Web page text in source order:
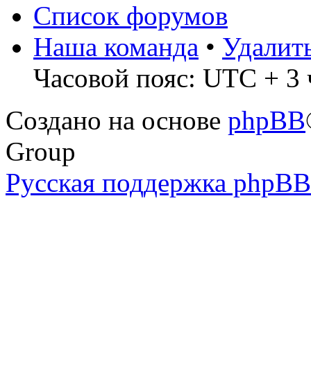
Список форумов
Наша команда •
Часовой пояс: UTC + 3
Создано на основе phpBB
Group
Русская поддержка phpBB